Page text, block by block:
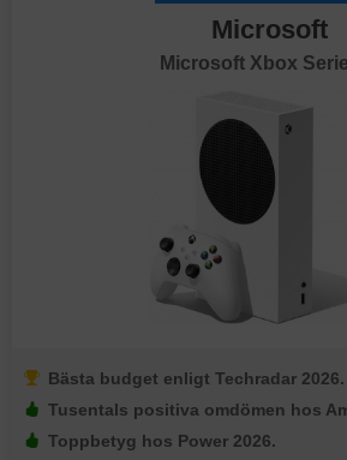
Microsoft
Microsoft Xbox
Bästa budget enligt Techradar 2026.
Tusentals positiva omdömen hos
Toppbetyg hos Power 2026.